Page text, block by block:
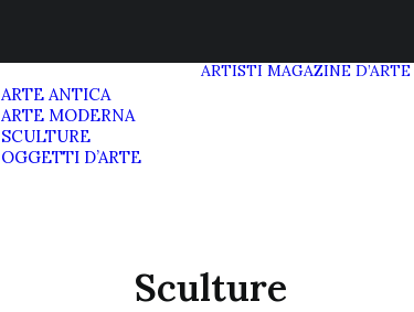
ARTE ANTICA
ARTE MODERNA
SCULTURE
OGGETTI D’ARTE
ARTISTI MAGAZINE D’ARTE
Sculture